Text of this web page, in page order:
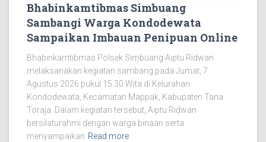
Bhabinkamtibmas Simbuang
Sambangi Warga Kondodewata
Sampaikan Imbauan Penipuan Online
Bhabinkamtibmas Polsek Simbuang Aiptu Ridwan
melaksanakan kegiatan sambang pada Jumat, 7
Agustus 2026 pukul 15.30 Wita di Kelurahan
Kondodewata, Kecamatan Mappak, Kabupaten Tana
Toraja. Dalam kegiatan tersebut, Aiptu Ridwan
bersilaturahmi dengan warga binaan serta
menyampaikan Read more